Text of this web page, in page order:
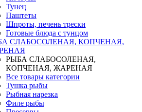
Тунец
Паштеты
Шпроты, печень трески
Готовые блюда с тунцом
СЛАБОСОЛЕНАЯ, КОПЧЕНАЯ,
РЫБА СЛАБОСОЛЕНАЯ,
КОПЧЕНАЯ, ЖАРЕНАЯ
Все товары категории
Тушка рыбы
Рыбная нарезка
Филе рыбы